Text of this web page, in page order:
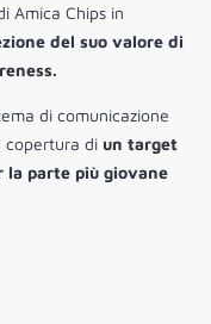
Amica Chips in
del suo valore di
di comunicazione
copertura di un target
la parte più giovane